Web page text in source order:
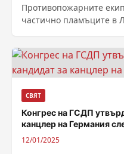
Противопожарните
частично пламъците в
СВЯТ
Конгрес на ГСДП
канцлер на Германия
12/01/2025